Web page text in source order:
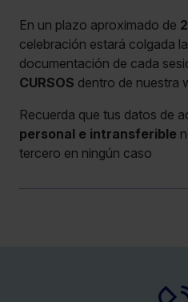
En un plazo aproximado de
celebración estará colgada
documentación de cada
CURSOS dentro de nuestra
Recuerda que tus datos de
personal e intransferible
tercero en ningún caso